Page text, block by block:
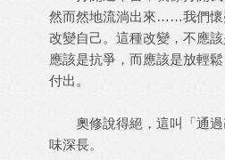
然而然地流淌出來……我們懷
改變自己。這種改變，不應
應該是抗爭，而應該是放輕
付出。
奧修說得絕，這叫「通過
味深長。